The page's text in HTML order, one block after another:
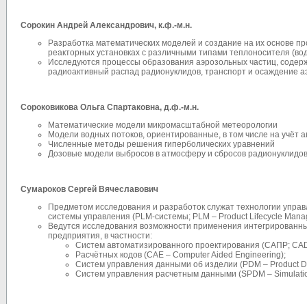
Сорокин Андрей Александрович, к.ф.-м.н.
Разработка математических моделей и создание на их основе
реакторных установках с различными типами теплоносителя
Исследуются процессы образования аэрозольных частиц,
радиоактивный распад радионуклидов, транспорт и осаждение
Сороковикова Ольга Спартаковна, д.ф.-м.н.
Математические модели микромасштабной метеорологии
Модели водных потоков, ориентированные, в том числе на учёт
Численные методы решения гиперболических уравнений
Дозовые модели выбросов в атмосферу и сбросов
Сумароков Сергей Вячеславович
Предметом исследования и разработок служат технологии
системы управления (PLM-системы; PLM – Product Lifecycle
Ведутся исследования возможности применения
предприятия, в частности:
Систем автоматизированного проектирования (САПР;
Расчётных кодов (CAE – Computer Aided Engineering);
Систем управления данными об изделии (PDM – Product
Систем управления расчетным данными (SPDM –